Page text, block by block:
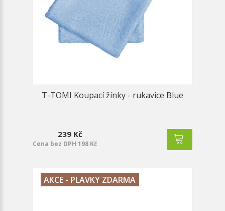
T-TOMI Koupací žínky - rukavice Blue
239 Kč
Cena bez DPH 198 Kč
AKCE - PLAVKY ZDARMA